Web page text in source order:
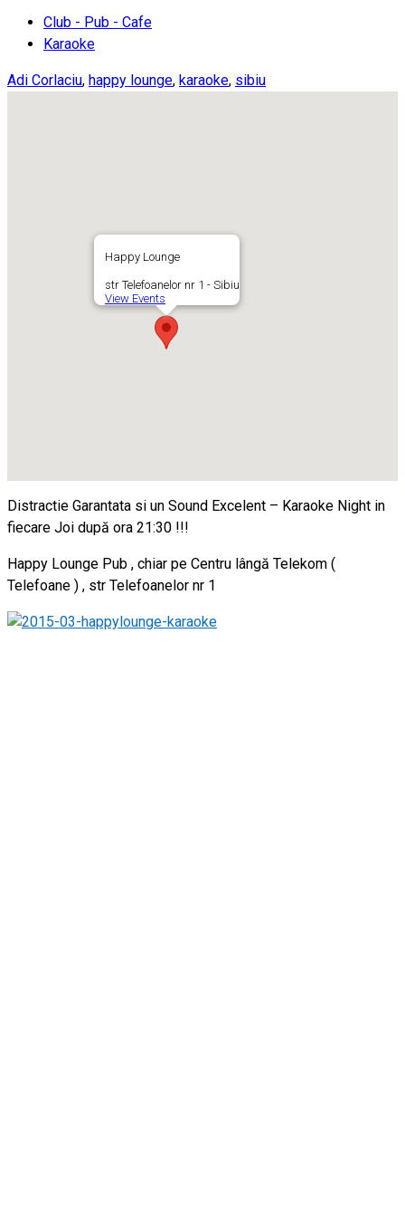
Club - Pub - Cafe
Karaoke
Adi Corlaciu, happy lounge, karaoke, sibiu
Happy Lounge
str Telefoanelor nr 1 - Sibiu
View Events
Distractie Garantata si un Sound Excelent – Karaoke Night in
fiecare Joi după ora 21:30 !!!
Happy Lounge Pub , chiar pe Centru lângă Telekom (
Telefoane ) , str Telefoanelor nr 1